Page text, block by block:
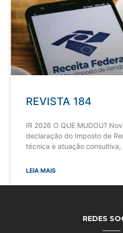
REVISTA 184
IR 2026 O QUE MUDOU?
declaração do Imposto de
técnica e atuação consultiva,
LEIA MAIS
REDES